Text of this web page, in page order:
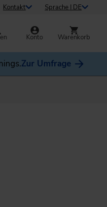
Kontakt Sprache | DE
Konto Warenkorb
Zur Umfrage